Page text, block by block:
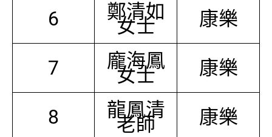
6 鄭清如
女士 康樂
7 龐海鳳
女士 康樂
8 龍鳳清
老師 康樂